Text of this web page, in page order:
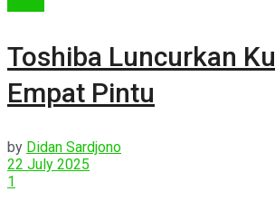
Toshiba Luncurkan
Empat Pintu
by Didan Sardjono
22 July 2025
1